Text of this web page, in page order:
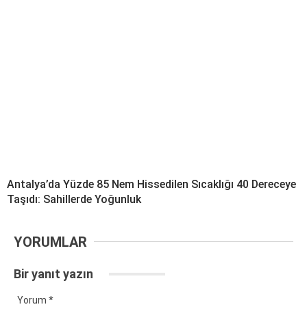
Antalya’da Yüzde 85 Nem Hissedilen Sıcaklığı 40 Dereceye
Taşıdı: Sahillerde Yoğunluk
YORUMLAR
Bir yanıt yazın
Yorum *